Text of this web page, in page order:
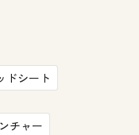
ドシート
チャー